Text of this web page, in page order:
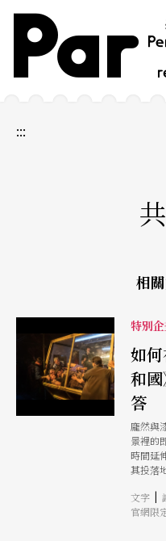
跳到主要內容區塊
網站導覽
:::
相
特別
如
和
答
龐然與
景裡的
時間延
其投落
是源自
的共振
文字 |
官網限